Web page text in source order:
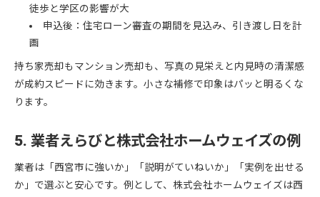
徒歩と学区の影響が大
申込後：住宅ローン審査の期間を見込み、引き渡し日を計
画
持ち家売却もマンション売却も、写真の見栄えと内見時の清潔感
が成約スピードに効きます。小さな補修で印象はパッと明るくな
ります。
5. 業者えらびと株式会社ホームウェイズの例
業者は「西宮市に強いか」「説明がていねいか」「実例を出せる
か」で選ぶと安心です。例として、株式会社ホームウェイズは西